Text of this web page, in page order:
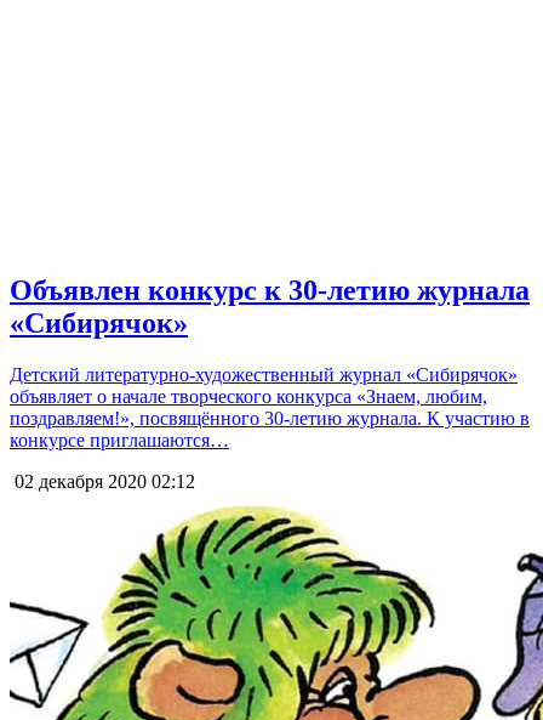
Объявлен конкурс к 30-летию журнала
«Сибирячок»
Детский литературно-художественный журнал «Сибирячок»
объявляет о начале творческого конкурса «Знаем, любим,
поздравляем!», посвящённого 30-летию журнала. К участию в
конкурсе приглашаются…
02 декабря 2020 02:12